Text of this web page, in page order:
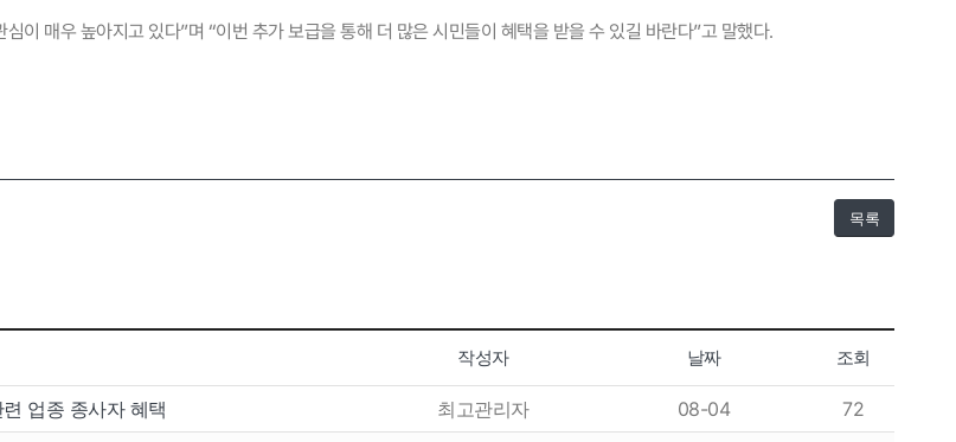
이용안내 공지사항 이용후기
이 매우 높아지고 있다”며 “이번 추가 보급을 통해 더 많은 시민들이 혜택을 받을 수 있길 바란다”고 말했다.
목록
작성자 날짜 조회
업종 종사자 혜택 최고관리자 08-04
72